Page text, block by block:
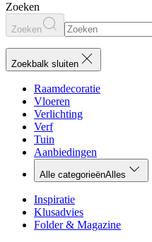
Zoeken
Zoeken
Zoekbalk sluiten
Raamdecoratie
Vloeren
Verlichting
Verf
Tuin
Aanbiedingen
Alle categorieënAlles
Inspiratie
Klusadvies
Folder & Magazine